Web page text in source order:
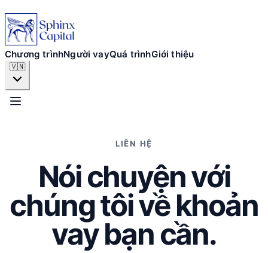
Chương trìnhNgười vayQuá trìnhGiới thiệu
🇻🇳
Chương trình
Người vay
Quá trình
NỘP ĐƠN NGAY
LIÊN HỆ
Nói chuyện với
chúng tôi về khoản
vay bạn cần.